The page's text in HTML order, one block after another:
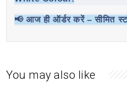
📢आज ही ऑर्डर करें – सीमित
You may also like